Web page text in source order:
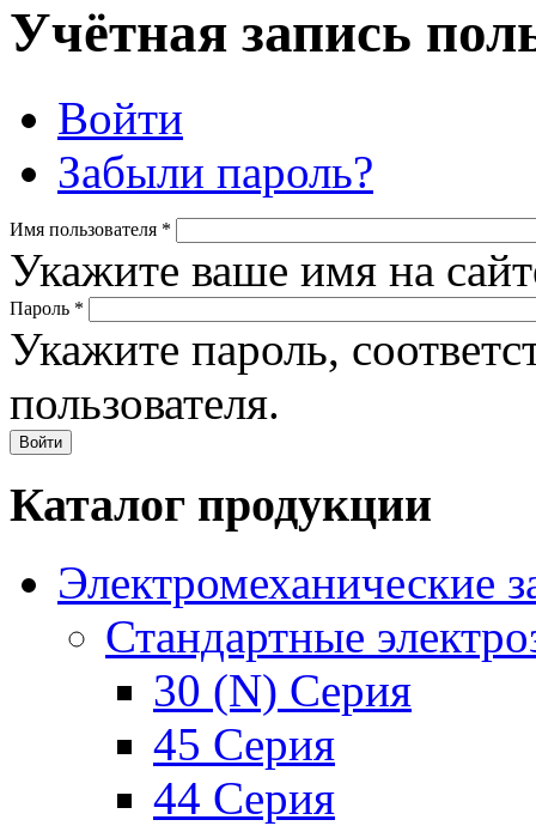
Учётная запись
Главные вкладки
Войти
Забыли пароль?
Имя пользователя *
Укажите ваше имя на
Пароль *
Укажите пароль,
пользователя.
Каталог продукции
Электромеханические
Стандартные
30 (N) Серия
45 Серия
44 Серия